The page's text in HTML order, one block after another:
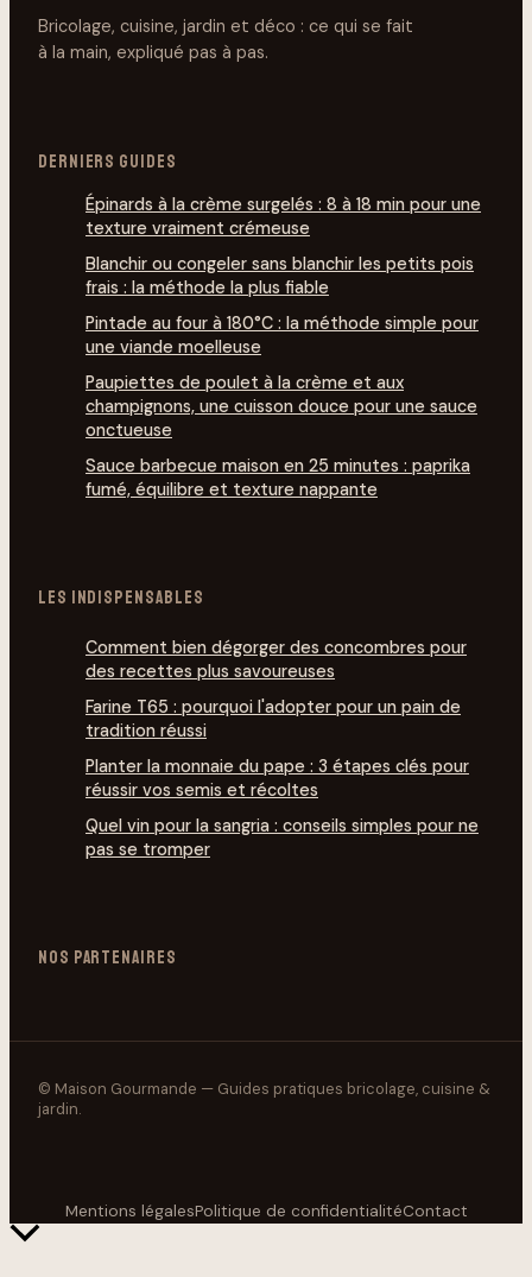
Bricolage, cuisine, jardin et déco : ce qui se fait
à la main, expliqué pas à pas.
DERNIERS GUIDES
Épinards à la crème surgelés : 8 à 18 min pour une
texture vraiment crémeuse
Blanchir ou congeler sans blanchir les petits pois
frais : la méthode la plus fiable
Pintade au four à 180°C : la méthode simple pour
une viande moelleuse
Paupiettes de poulet à la crème et aux
champignons, une cuisson douce pour une sauce
onctueuse
Sauce barbecue maison en 25 minutes : paprika
fumé, équilibre et texture nappante
LES INDISPENSABLES
Comment bien dégorg­er des concombres pour
des recettes plus savoureuses
Farine T65 : pourquoi l'adopter pour un pain de
tradition réussi
Planter la monnaie du pape : 3 étapes clés pour
réussir vos semis et récoltes
Quel vin pour la sangria : conseils simples pour ne
pas se tromper
NOS PARTENAIRES
© Maison Gourmande — Guides pratiques bricolage, cuisine &
jardin.
Mentions légalesPolitique de confidentialitéContact